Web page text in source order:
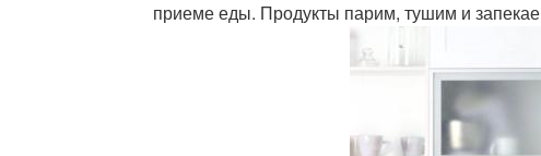
приеме еды. Продукты парим, тушим и